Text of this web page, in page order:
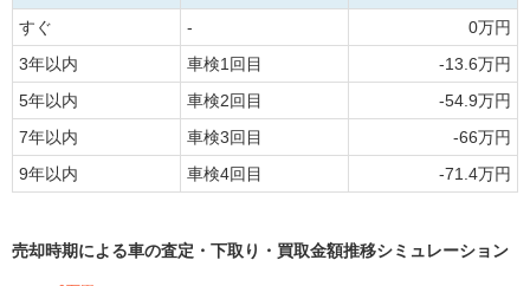
に申込む
Jスタイルターボ 42.2万円 ～ 127.5万円
車買取査定
に申込む
Jターボ 31.1万円 ～ 125.1万円
MOTA
車買取査定
MOTA
すぐ -
0万円
3年以内
車検1回目
-13.6万円
5年以内
車検2回目
-54.9万円
7年以内
車検3回目
-66万円
9年以内
車検4回目 -71.4万円
売却時期による車の査定・下取り・買取金額推移シミュレーション